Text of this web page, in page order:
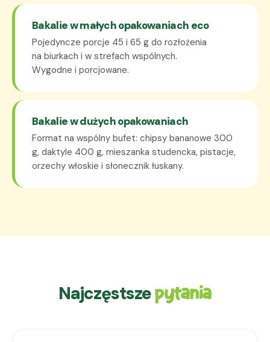
Bakalie w małych opakowaniach eco
Pojedyncze porcje 45 i 65 g do rozłożenia
na biurkach i w strefach wspólnych.
Wygodne i porcjowane.
Bakalie w dużych opakowaniach
Format na wspólny bufet: chipsy bananowe 300
g, daktyle 400 g, mieszanka studencka, pistacje,
orzechy włoskie i słonecznik łuskany.
Najczęstszepytania